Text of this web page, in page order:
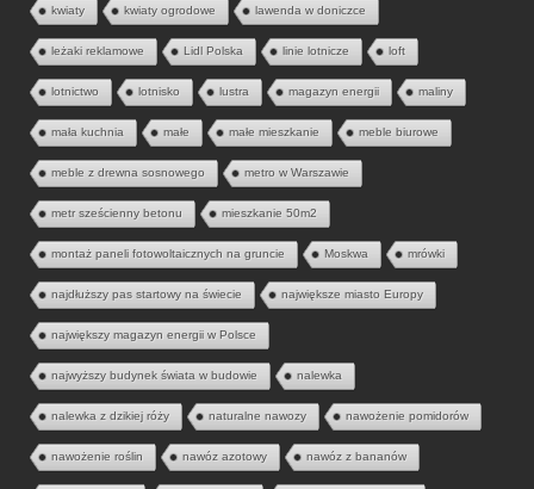
kwiaty kwiaty ogrodowe lawenda w doniczce
leżaki reklamowe Lidl Polska linie lotnicze loft
lotnictwo lotnisko lustra magazyn energii maliny
mała kuchnia małe małe mieszkanie meble biurowe
meble z drewna sosnowego metro w Warszawie
metr sześcienny betonu mieszkanie 50m2
montaż paneli fotowoltaicznych na gruncie Moskwa mrówki
najdłuższy pas startowy na świecie największe miasto Europy
największy magazyn energii w Polsce
najwyższy budynek świata w budowie nalewka
nalewka z dzikiej róży naturalne nawozy nawożenie pomidorów
nawożenie roślin nawóz azotowy nawóz z bananów